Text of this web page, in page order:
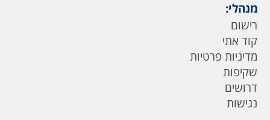
מנהלי:
רישום
קוד אתי
מדיניות פרטיות
שקיפות
דרושים
נגישות